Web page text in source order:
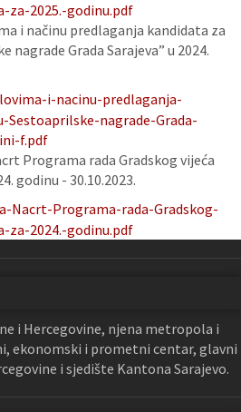
za-2025.-godinu.pdf
i načinu predlaganja kandidata za
nagrade Grada Sarajeva” u 2024.
i-nacinu-predlaganja-
Sestoaprilske-nagrade-Grada-
f.pdf
Programa rada Gradskog vijeća
godinu - 30.10.2023.
Nacrt-Programa-rada-Gradskog-
za-2024.-godinu.pdf
i Hercegovine, njena metropola i
ekonomski i prometni centar, glavni
i sjedište Kantona Sarajevo.